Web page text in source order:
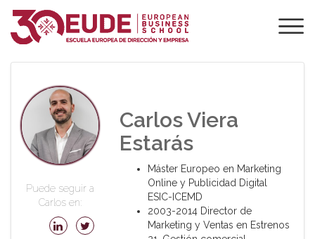
PROFESORADO DE
EUDE
Puede seguir a
Carlos en:
Carlos Viera
Estarás
Máster Europeo en Marketing
Online y Publicidad Digital
ESIC-ICEMD
2003-2014 Director de
Marketing y Ventas en Estrenos